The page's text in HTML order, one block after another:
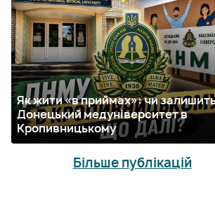
Як жити «в приймах»: чи
Донецький медуніверситет в
Кропивницькому
Більше публікацій